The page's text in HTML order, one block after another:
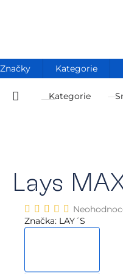
Značky Kategorie
DomůKategorie
Lays
Průměrné
hodnocení
produktu
Značka: LAY´S